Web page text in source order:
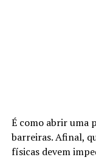
É como abrir uma
barreiras. Afinal,
físicas devem